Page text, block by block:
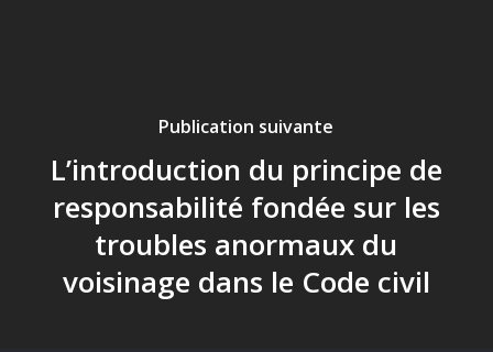
Publication suivante
L’introduction du principe de
responsabilité fondée sur les
troubles anormaux du
voisinage dans le Code civil